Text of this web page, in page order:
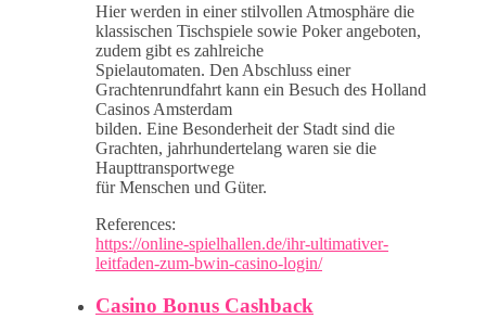
Hier werden in einer stilvollen Atmosphäre die
klassischen Tischspiele sowie Poker angeboten,
zudem gibt es zahlreiche
Spielautomaten. Den Abschluss einer
Grachtenrundfahrt kann ein Besuch des Holland
Casinos Amsterdam
bilden. Eine Besonderheit der Stadt sind die
Grachten, jahrhundertelang waren sie die
Haupttransportwege
für Menschen und Güter.
References:
https://online-spielhallen.de/ihr-ultimativer-
leitfaden-zum-bwin-casino-login/
Casino Bonus Cashback